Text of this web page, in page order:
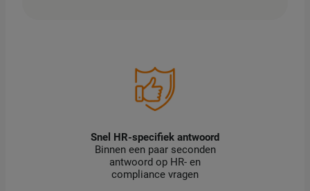
Snel HR-specifiek antwoord
Binnen een paar seconden
antwoord op HR- en
compliance vragen